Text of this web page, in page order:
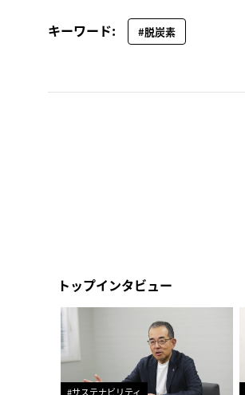
キーワード: #脱炭素
トップインタビュー
#サステナビリティ